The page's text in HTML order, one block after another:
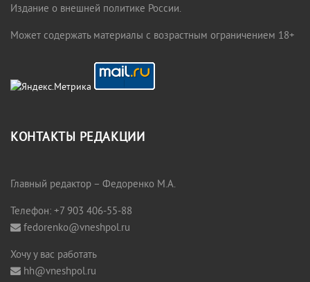
Издание о внешней политике России.
Может содержать материалы с возрастным ограничением 18+
КОНТАКТЫ РЕДАКЦИИ
Главный редактор – Федоренко М.А.
Телефон: +7 903 406-55-88
fedorenko@vneshpol.ru
Хочу у вас работать
hh@vneshpol.ru